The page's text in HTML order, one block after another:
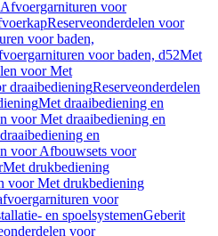
voor
Reserveonderdelen voor
voor baden,
voor baden, d52Met
voor Met
draaibedieningReserveonderdelen
Met draaibediening en
voor Met draaibediening en
en
voor Afbouwsets voor
Met drukbediening
voor Met drukbediening
voor
en spoelsystemenGeberit
voor